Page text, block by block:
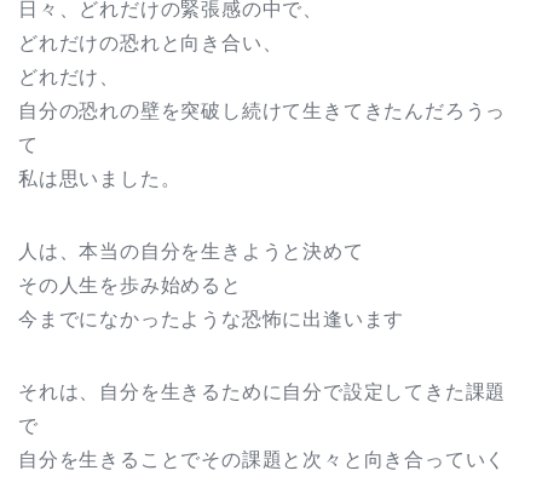
日々、どれだけの緊張感の中で、
どれだけの恐れと向き合い、
どれだけ、
自分の恐れの壁を突破し続けて生きてきたんだろうっ
て
私は思いました。
人は、本当の自分を生きようと決めて
その人生を歩み始めると
今までになかったような恐怖に出逢います
それは、自分を生きるために自分で設定してきた課題
で
自分を生きることでその課題と次々と向き合っていく